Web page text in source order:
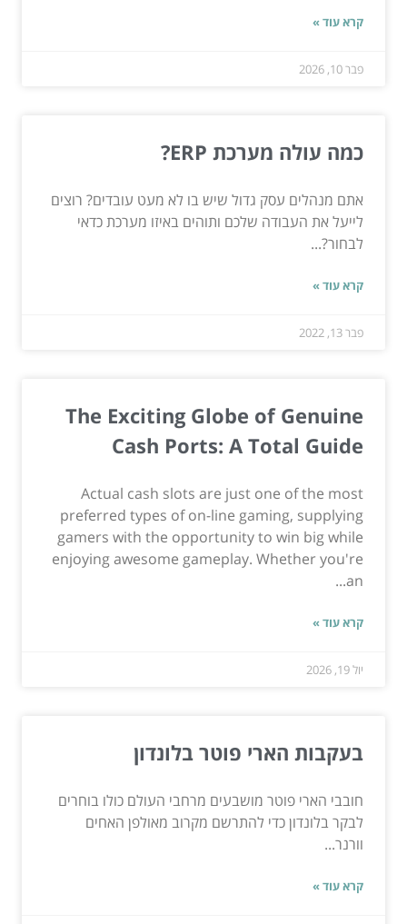
קרא עוד »
פבר 10, 2026
כמה עולה מערכת ERP?
אתם מנהלים עסק גדול שיש בו לא מעט עובדים? רוצים
לייעל את העבודה שלכם ותוהים באיזו מערכת כדאי
לבחור?...
קרא עוד »
פבר 13, 2022
The Exciting Globe of Genuine
Cash Ports: A Total Guide
Actual cash slots are just one of the most
preferred types of on-line gaming, supplying
gamers with the opportunity to win big while
enjoying awesome gameplay. Whether you're
an...
קרא עוד »
יול 19, 2026
בעקבות הארי פוטר בלונדון
חובבי הארי פוטר מושבעים מרחבי העולם כולו בוחרים
לבקר בלונדון כדי להתרשם מקרוב מאולפן האחים
וורנר...
קרא עוד »